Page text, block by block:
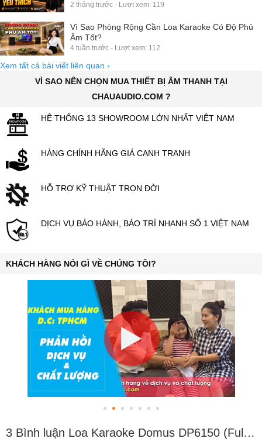
2 tháng trước - Lượt xem: 119
Vì Sao Phòng Rộng Cần Loa Karaoke Có Độ Phủ
Âm Tốt?
4 tuần trước - Lượt xem: 112
Xem tất cả bài viết liên quan ›
VÌ SAO NÊN CHỌN MUA THIẾT BỊ ÂM THANH TẠI
CHAUAUDIO.COM ?
HỆ THỐNG 13 SHOWROOM LỚN NHẤT VIỆT NAM
HÀNG CHÍNH HÃNG GIÁ CẠNH TRANH
HỖ TRỢ KỸ THUẬT TRỌN ĐỜI
DỊCH VỤ BẢO HÀNH, BẢO TRÌ NHANH SỐ 1 VIỆT NAM
KHÁCH HÀNG NÓI GÌ VỀ CHÚNG TÔI?
3 Bình luận Loa Karaoke Domus DP6150 (Full bass 40cm)